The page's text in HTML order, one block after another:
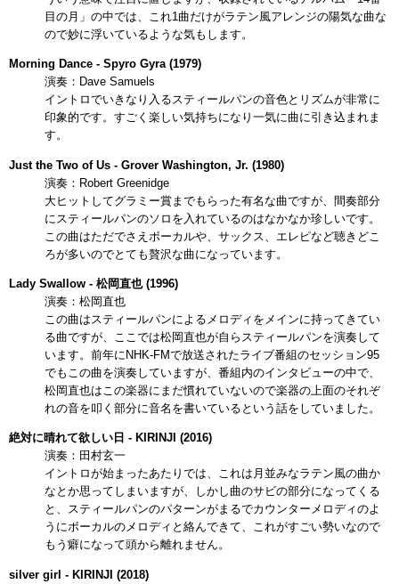
目の月」の中では、これ1曲だけがラテン風アレンジの陽気な曲な
ので妙に浮いているような気もします。
Morning Dance - Spyro Gyra (1979)
演奏：Dave Samuels
イントロでいきなり入るスティールパンの音色とリズムが非常に
印象的です。すごく楽しい気持ちになり一気に曲に引き込まれま
す。
Just the Two of Us - Grover Washington, Jr. (1980)
演奏：Robert Greenidge
大ヒットしてグラミー賞までもらった有名な曲ですが、間奏部分
にスティールパンのソロを入れているのはなかなか珍しいです。
この曲はただでさえボーカルや、サックス、エレピなど聴きどこ
ろが多いのでとても贅沢な曲になっています。
Lady Swallow - 松岡直也 (1996)
演奏：松岡直也
この曲はスティールパンによるメロディをメインに持ってきてい
る曲ですが、ここでは松岡直也が自らスティールパンを演奏して
います。前年にNHK-FMで放送されたライブ番組のセッション95
でもこの曲を演奏していますが、番組内のインタビューの中で、
松岡直也はこの楽器にまだ慣れていないので楽器の上面のそれぞ
れの音を叩く部分に音名を書いているという話をしていました。
絶対に晴れて欲しい日 - KIRINJI (2016)
演奏：田村玄一
イントロが始まったあたりでは、これは月並みなラテン風の曲か
なとか思ってしまいますが、しかし曲のサビの部分になってくる
と、スティールパンのパターンがまるでカウンターメロディのよ
うにボーカルのメロディと絡んできて、これがすごい勢いなので
もう癖になって頭から離れません。
silver girl - KIRINJI (2018)